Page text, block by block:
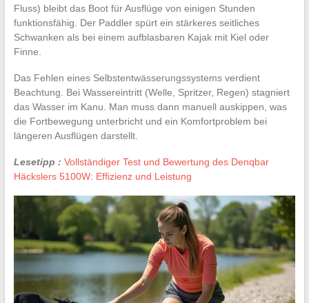
Fluss) bleibt das Boot für Ausflüge von einigen Stunden
funktionsfähig. Der Paddler spürt ein stärkeres seitliches
Schwanken als bei einem aufblasbaren Kajak mit Kiel oder
Finne.
Das Fehlen eines Selbstentwässerungssystems verdient
Beachtung. Bei Wassereintritt (Welle, Spritzer, Regen) stagniert
das Wasser im Kanu. Man muss dann manuell auskippen, was
die Fortbewegung unterbricht und ein Komfortproblem bei
längeren Ausflügen darstellt.
Lesetipp : Vollständiger Test und Bewertung des Denqbar
Häckslers 5100W: Effizienz und Leistung